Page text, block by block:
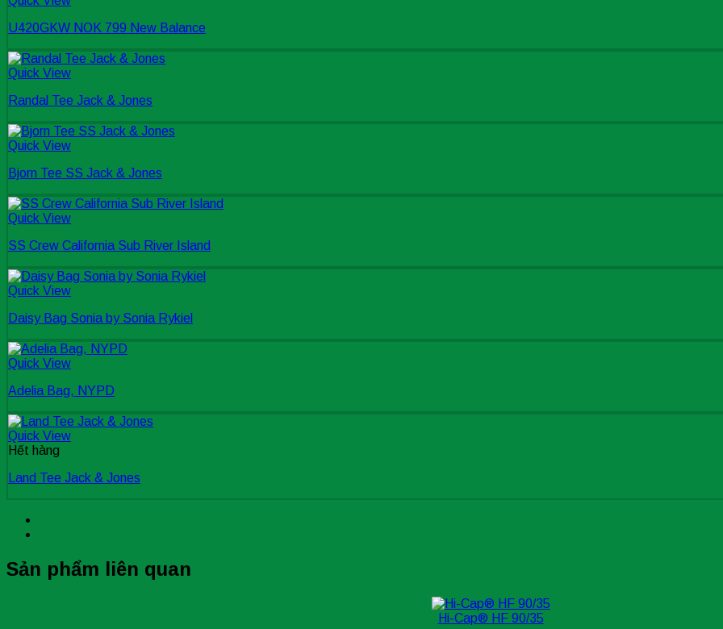
U420GKW NOK 799 New Balance
Quick View
Randal Tee Jack & Jones
Quick View
Bjorn Tee SS Jack & Jones
Quick View
SS Crew California Sub River Island
Quick View
Daisy Bag Sonia by Sonia Rykiel
Quick View
Adelia Bag, NYPD
Quick View
Hết hàng
Land Tee Jack & Jones
Sản phẩm liên quan
Hi-Cap® HF 90/35